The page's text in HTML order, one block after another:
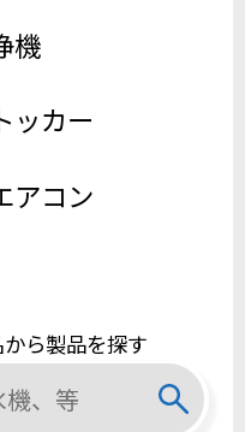
機
ッカー
アコン
ら製品を探す